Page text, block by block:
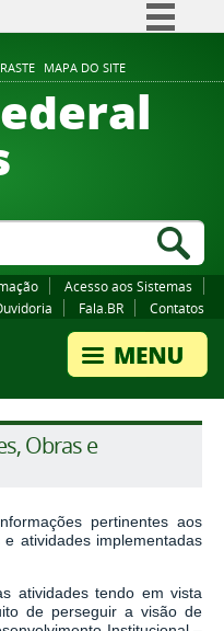
MAPA DO SITE
Comunica BR
Participe
Canais
Acesso aos Sistemas
Fala.BR Contatos
Obras e
pertinentes aos
atividades implementadas
atividades tendo em vista
de perseguir a visão de